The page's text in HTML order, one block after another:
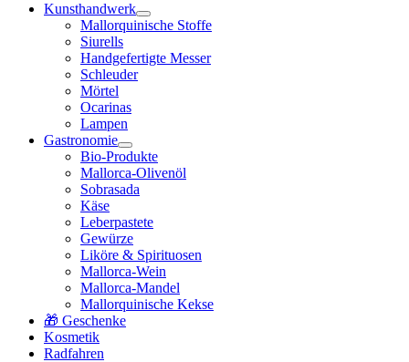
Kunsthandwerk
Mallorquinische Stoffe
Siurells
Handgefertigte Messer
Schleuder
Mörtel
Ocarinas
Lampen
Gastronomie
Bio-Produkte
Mallorca-Olivenöl
Sobrasada
Käse
Leberpastete
Gewürze
Liköre & Spirituosen
Mallorca-Wein
Mallorca-Mandel
Mallorquinische Kekse
🎁 Geschenke
Kosmetik
Radfahren